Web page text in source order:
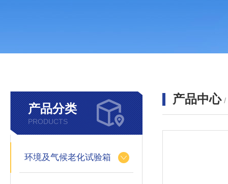
产品分类
PRODUCTS
环境及气候老化试验箱
产品中心 /